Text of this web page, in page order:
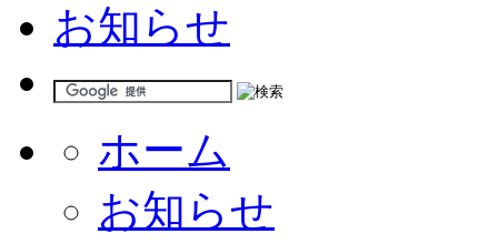
お知らせ
ホーム
お知らせ